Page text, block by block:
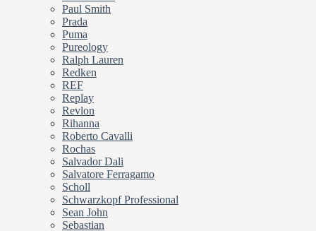
Paul Smith
Prada
Puma
Pureology
Ralph Lauren
Redken
REF
Replay
Revlon
Rihanna
Roberto Cavalli
Rochas
Salvador Dali
Salvatore Ferragamo
Scholl
Schwarzkopf Professional
Sean John
Sebastian